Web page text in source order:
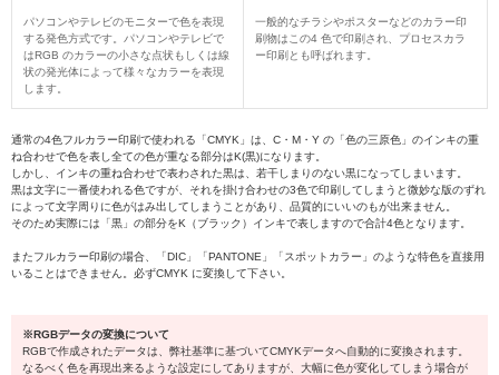
パソコンやテレビのモニターで色を表現
する発色方式です。パソコンやテレビで
はRGB のカラーの小さな点状もしくは線
状の発光体によって様々なカラーを表現
します。
一般的なチラシやポスターなどのカラー印
刷物はこの4 色で印刷され、プロセスカラ
ー印刷とも呼ばれます。
通常の4色フルカラー印刷で使われる「CMYK」は、C・M・Y の「色の三原色」のインキの重
ね合わせで色を表し全ての色が重なる部分はK(黒)になります。
しかし、インキの重ね合わせで表わされた黒は、若干しまりのない黒になってしまいます。
黒は文字に一番使われる色ですが、それを掛け合わせの3色で印刷してしまうと微妙な版のずれ
によって文字周りに色がはみ出してしまうことがあり、品質的にいいのもが出来ません。
そのため実際には「黒」の部分をK（ブラック）インキで表しますので合計4色となります。
またフルカラー印刷の場合、「DIC」「PANTONE」「スポットカラー」のような特色を直接用
いることはできません。必ずCMYK に変換して下さい。
※RGBデータの変換について
RGBで作成されたデータは、弊社基準に基づいてCMYKデータへ自動的に変換されます。
なるべく色を再現出来るような設定にしてありますが、大幅に色が変化してしまう場合が